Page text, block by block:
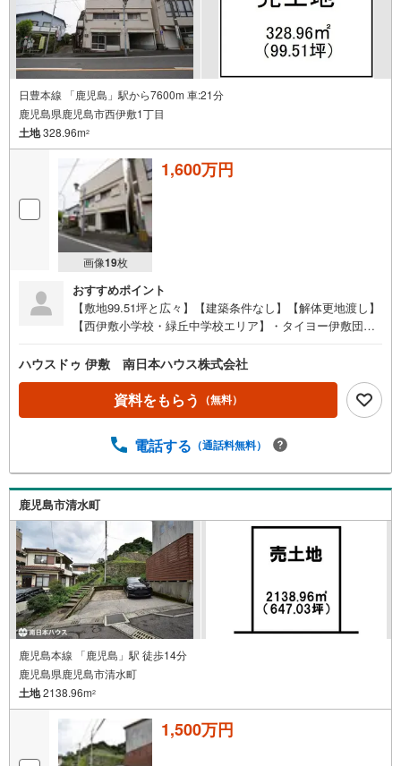
日豊本線 「鹿児島」駅から7600m 車:21分
鹿児島県鹿児島市西伊敷1丁目
土地328.96m2
画像19枚
1,600万円
おすすめポイント
【敷地99.51坪と広々】【建築条件なし】【解体更地渡し】
【西伊敷小学校・緑丘中学校エリア】・タイヨー伊敷団地
まで徒歩17分（約1300m）・緑丘中学校まで徒歩38分（約
3000m）・タイヨー 伊敷団地店まで徒歩6分（約480m）・
こまどり保育園まで徒歩2分（約160m）・セブンイレブン
鹿児島西伊敷3丁目店まで徒歩6分（約450m）・鹿児島銀行
団地店まで徒歩6分（約470m）・伊敷団地中央公園まで徒
年数短い方、自営業の方住宅ローンにご不安のある方、他
社で住宅ローンに落ちてしまった方など、お気軽にご相談
ください
ハウスドゥ 伊敷 南日本ハウス株式会社
資料をもらう （無料）
電話する （通話料無料）
鹿児島市清水町
鹿児島本線 「鹿児島」駅 徒歩14分
鹿児島県鹿児島市清水町
土地2138.96m2
1,500万円